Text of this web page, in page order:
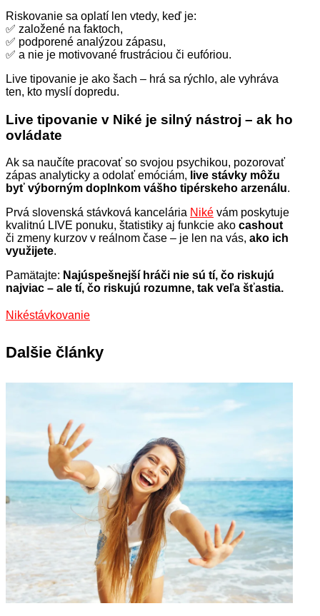
Riskovanie sa oplatí len vtedy, keď je:
✅ založené na faktoch,
✅ podporené analýzou zápasu,
✅ a nie je motivované frustráciou či eufóriou.
Live tipovanie je ako šach – hrá sa rýchlo, ale vyhráva
ten, kto myslí dopredu.
Live tipovanie v Niké je silný nástroj – ak ho
ovládate
Ak sa naučíte pracovať so svojou psychikou, pozorovať
zápas analyticky a odolať emóciám, live stávky môžu
byť výborným doplnkom vášho tipérskeho arzenálu.
Prvá slovenská stávková kancelária Niké vám poskytuje
kvalitnú LIVE ponuku, štatistiky aj funkcie ako cashout
či zmeny kurzov v reálnom čase – je len na vás, ako ich
využijete.
Pamätajte: Najúspešnejší hráči nie sú tí, čo riskujú
najviac – ale tí, čo riskujú rozumne, tak veľa šťastia.
Nikéstávkovanie
Dalšie články